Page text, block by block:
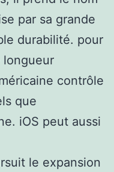
par sa grande
durabilité. pour
longueur
contrôle
que
iOS peut aussi
le expansion